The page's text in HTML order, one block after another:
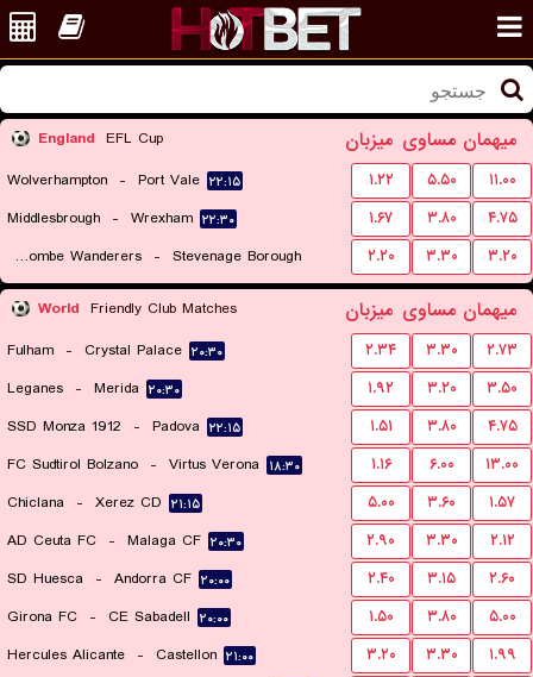
England EFL Cup میزبان مساوی میهمان
Wolverhampton - Port Vale ۲۲:۱۵ ۱.۲۲ ۵.۵۰
۱۱.۰۰
Middlesbrough - Wrexham ۲۲:۳۰ ۱.۶۷ ۳.۸۰
۴.۷۵
Wycombe Wanderers
- Stevenage Borough
۲۲:۱۵
۲.۲۰ ۳.۳۰ ۳.۲۰
World Friendly Club Matches میزبان مساوی میهمان
Fulham - Crystal Palace ۲۰:۳۰ ۲.۳۴ ۳.۳۰
۲.۷۳
Leganes - Merida ۲۰:۳۰ ۱.۹۲ ۳.۲۰
۳.۵۰
SSD Monza 1912 - Padova ۲۲:۱۵ ۱.۵۱ ۳.۸۰
۴.۷۵
FC Sudtirol Bolzano - Virtus Verona ۱۸:۳۰ ۱.۱۶ ۶.۰۰
۱۳.۰۰
Chiclana - Xerez CD ۲۱:۱۵ ۵.۰۰ ۳.۶۰
۱.۵۷
AD Ceuta FC - Malaga CF ۲۰:۳۰ ۲.۹۰ ۳.۳۰
۲.۱۲
SD Huesca - Andorra CF ۲۰:۰۰ ۲.۴۰ ۳.۱۵
۲.۶۰
Girona FC - CE Sabadell ۲۰:۰۰ ۱.۵۰ ۳.۸۰
۵.۰۰
Hercules Alicante - Castellon ۲۱:۰۰ ۳.۲۰ ۳.۳۰
۱.۹۹